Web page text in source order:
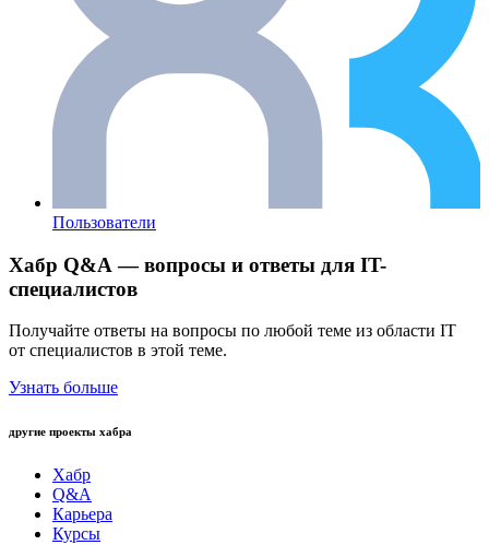
Пользователи
Хабр Q&A — вопросы и ответы для IT-
специалистов
Получайте ответы на вопросы по любой теме из области IT
от специалистов в этой теме.
Узнать больше
другие проекты хабра
Хабр
Q&A
Карьера
Курсы